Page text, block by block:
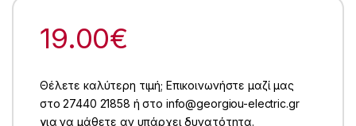
19.00€
Θέλετε καλύτερη τιμή; Επικοινωνήστε μαζί μας
στο 27440 21858 ή στο info@georgiou-electric.gr
για να μάθετε αν υπάρχει δυνατότητα.